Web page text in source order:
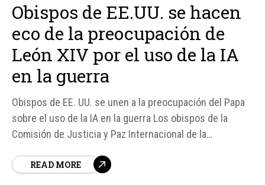
Obispos de EE.UU. se hacen
eco de la preocupación de
León XIV por el uso de la IA
en la guerra
Obispos de EE. UU. se unen a la preocupación del Papa
sobre el uso de la IA en la guerra Los obispos de la
Comisión de Justicia y Paz Internacional de la
(USCCB) han expresado su apoyo al llamado del Papa
READ MORE